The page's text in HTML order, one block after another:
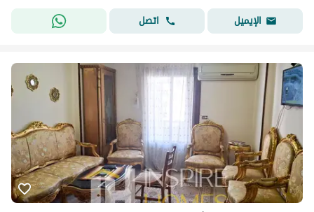
الإيميل
اتصل